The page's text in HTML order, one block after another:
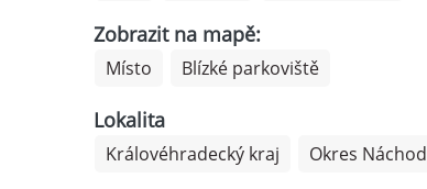
Zobrazit na mapě:
Místo Blízké parkoviště
Lokalita
Královéhradecký kraj Okres Náchod